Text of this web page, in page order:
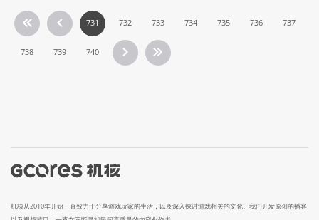
731 732 733 734 735 736 737
738 739 740
机核从2010年开始一直致力于分享游戏玩家的生活，以及深入探讨游戏相关的文化。我们开发原创的播客